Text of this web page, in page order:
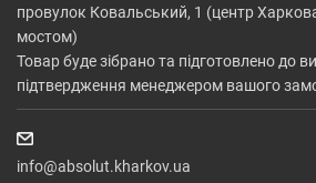
провулок Ковальський, 1 (центр
мостом)
Товар буде зібрано та підготовлено до
підтвердження менеджером вашого
info@absolut.kharkov.ua